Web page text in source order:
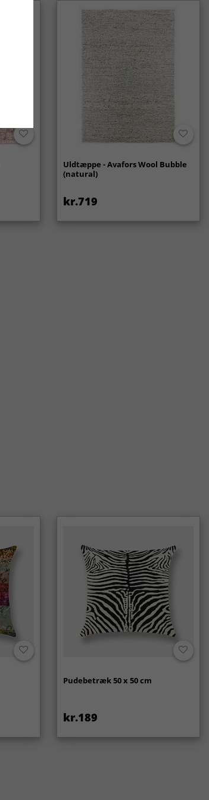
Uldtæppe - Avafors Wool Bubble
(natural)
kr.719
Pudebetræk 50 x 50 cm
kr.189